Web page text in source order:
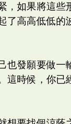
，如果將這些
了高高低低的
也發願要做一
這時候，你已